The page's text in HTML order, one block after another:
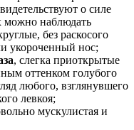
о силе
можно наблюдать
без раскосого
укороченный нос;
, слегка приоткрытые
оттенком голубого
любого, взглянувшего
левкоя;
мускулистая и